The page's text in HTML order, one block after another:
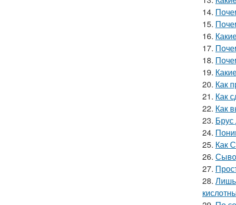
14.
15.
16.
17.
18.
19.
20. Как
21. Как
22. Как
23. Брус
24.
25. Как
26.
27.
28. Лишь